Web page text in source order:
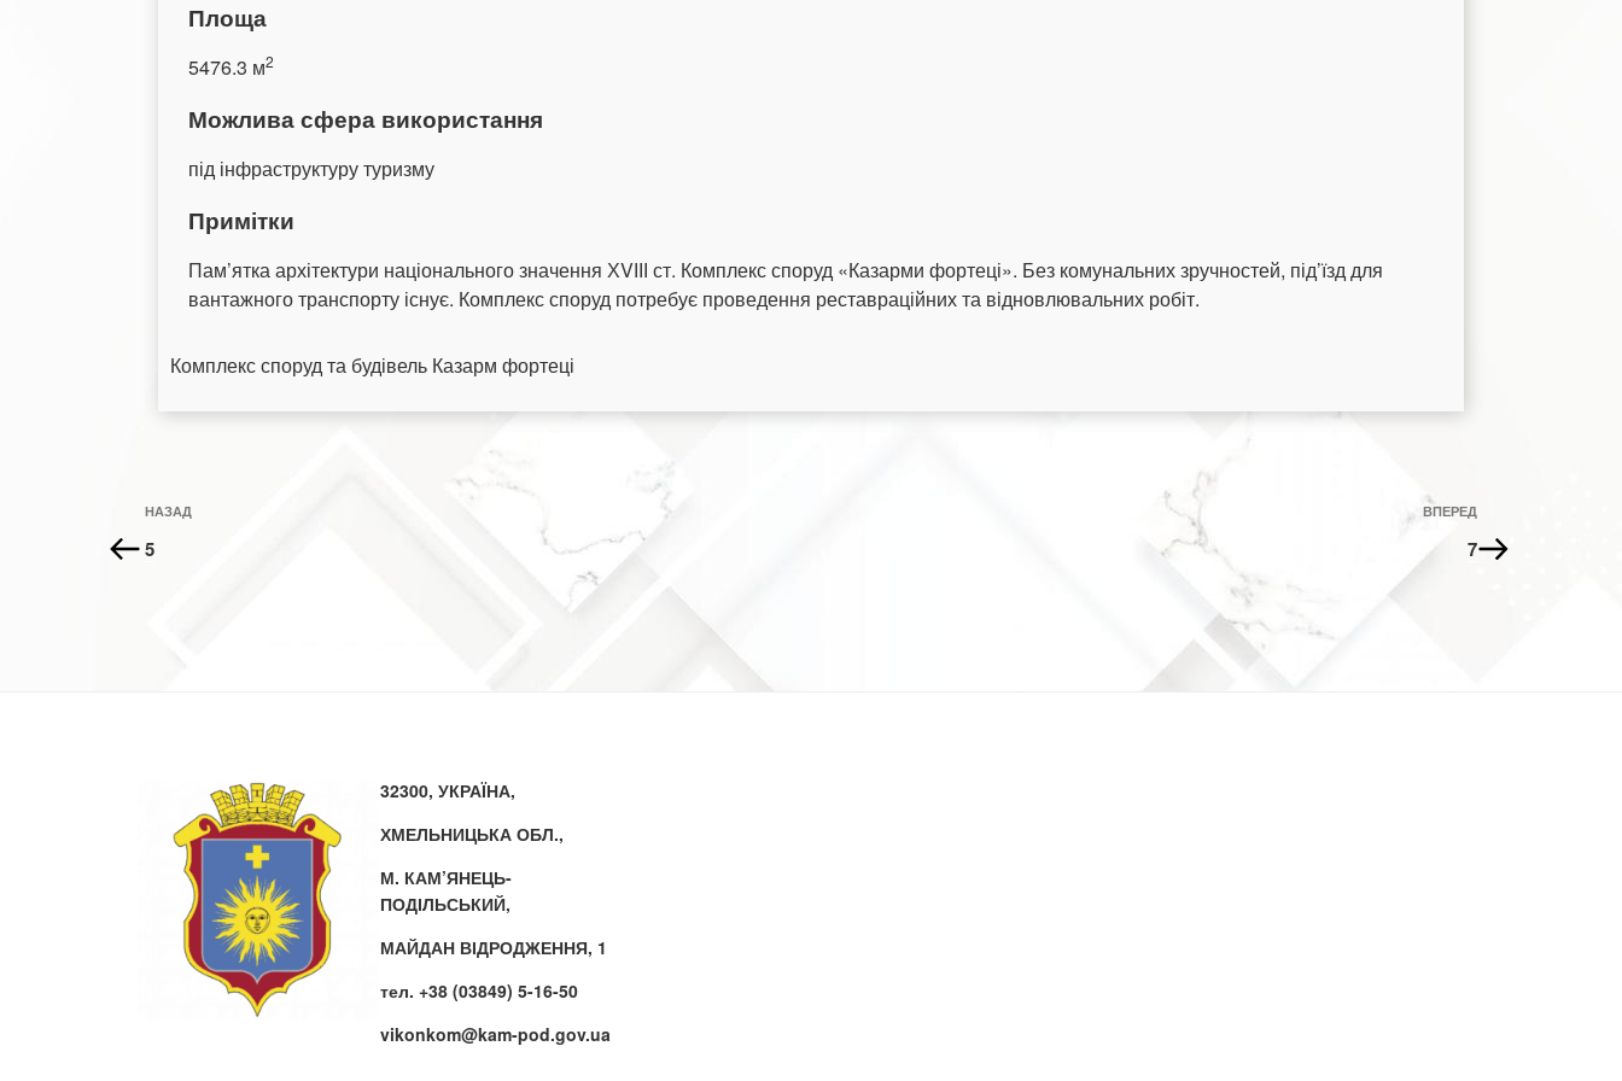
Площа
5476.3 м2
Можлива сфера використання
під інфраструктуру туризму
Примітки
Пам’ятка архітектури національного значення ХVІІІ ст. Комплекс споруд «Казарми фортеці». Без комунальних зручностей, під’їзд для
вантажного транспорту існує. Комплекс споруд потребує проведення реставраційних та відновлювальних робіт.
Комплекс споруд та будівель Казарм фортеці
Навігація
записів
Попередній
запис:
НАЗАД
5
Наступний
запис
ВПЕРЕД
7
32300, УКРАЇНА,
ХМЕЛЬНИЦЬКА ОБЛ.,
М. КАМ’ЯНЕЦЬ-
ПОДІЛЬСЬКИЙ,
МАЙДАН ВІДРОДЖЕННЯ, 1
тел. +38 (03849) 5-16-50
vikonkom@kam-pod.gov.ua